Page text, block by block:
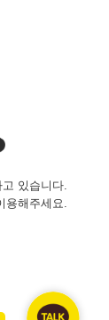
있습니다.
해주세요.